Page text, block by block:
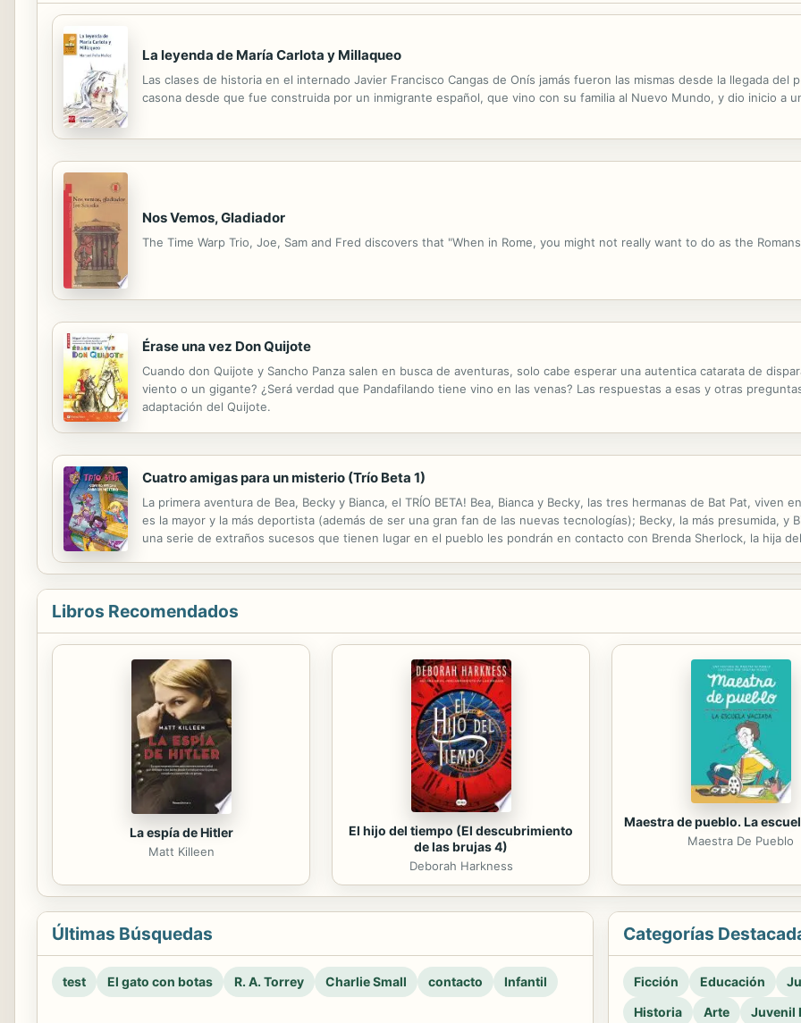
La leyenda de María Carlota y Millaqueo
Las clases de historia en el internado Javier Francisco Cangas de Onís jamás fueron las mismas desde la llegada del
casona desde que fue construida por un inmigrante español, que vino con su familia al Nuevo Mundo, y dio inicio a
Nos Vemos, Gladiador
The Time Warp Trio, Joe, Sam and Fred discovers that "When in Rome, you might not really want to do as the
Érase una vez Don Quijote
Cuando don Quijote y Sancho Panza salen en busca de aventuras, solo cabe esperar una autentica catarata de
viento o un gigante? ¿Será verdad que Pandafilando tiene vino en las venas? Las respuestas a esas y otras
adaptación del Quijote.
Cuatro amigas para un misterio (Trío Beta 1)
La primera aventura de Bea, Becky y Bianca, el TRÍO BETA! Bea, Bianca y Becky, las tres hermanas de Bat Pat, viven
es la mayor y la más deportista (además de ser una gran fan de las nuevas tecnologías); Becky, la más presumida, y
una serie de extraños sucesos que tienen lugar en el pueblo les pondrán en contacto con Brenda Sherlock, la hija
Libros Recomendados
La espía de Hitler
Matt Killeen
El hijo del tiempo (El descubrimiento
de las brujas 4)
Deborah Harkness
Maestra de pueblo. La
Maestra De Pueblo
Últimas Búsquedas
test El gato con botas R. A. Torrey Charlie Small contacto Infantil
Categorías
Ficción Educación
Historia
Arte Juvenil